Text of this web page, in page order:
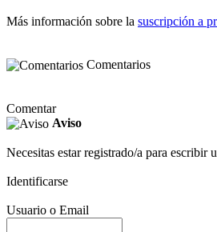
Más información sobre la suscripción a
Comentarios
Comentar
Aviso
Necesitas estar registrado/a para escribir
Identificarse
Usuario o Email